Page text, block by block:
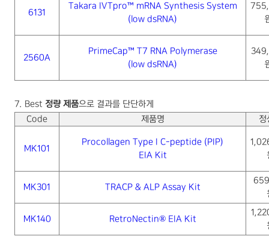
6131
Takara IVTpro™ mRNA Synthesis System
(low dsRNA)
2560A
PrimeCap™ T7 RNA Polymerase
(low dsRNA)
7. Best 정량 제품으로 결과를 단단하게
Code
제품명 정
MK101
Procollagen Type I C-peptide (PIP)
EIA Kit
MK301 TRACP & ALP Assay Kit
MK140 RetroNectin® EIA Kit